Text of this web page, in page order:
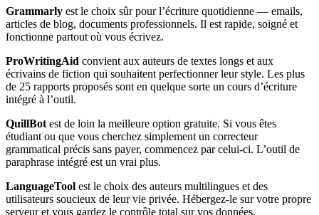
Grammarly est le choix sûr pour l’écriture quotidienne — emails,
articles de blog, documents professionnels. Il est rapide, soigné et
fonctionne partout où vous écrivez.
ProWritingAid convient aux auteurs de textes longs et aux
écrivains de fiction qui souhaitent perfectionner leur style. Les plus
de 25 rapports proposés sont en quelque sorte un cours d’écriture
intégré à l’outil.
QuillBot est de loin la meilleure option gratuite. Si vous êtes
étudiant ou que vous cherchez simplement un correcteur
grammatical précis sans payer, commencez par celui-ci. L’outil de
paraphrase intégré est un vrai plus.
LanguageTool est le choix des auteurs multilingues et des
utilisateurs soucieux de leur vie privée. Hébergez-le sur votre propre
serveur et vous gardez le contrôle total sur vos données.